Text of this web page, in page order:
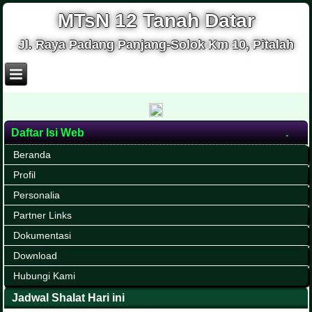
MTsN 12 Tanah Datar
Jl. Raya Padang Panjang-Solok Km 10, Pitalah
Daftar Isi Web
Beranda
Profil
Personalia
Partner Links
Dokumentasi
Download
Hubungi Kami
Jadwal Shalat Hari ini